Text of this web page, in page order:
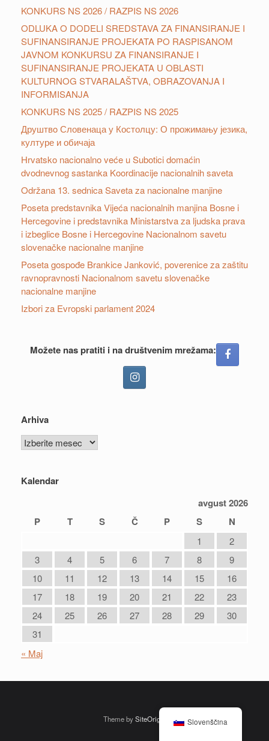
KONKURS NS 2026 / RAZPIS NS 2026
ODLUKA O DODELI SREDSTAVA ZA FINANSIRANJE I
SUFINANSIRANJE PROJEKATA PO RASPISANOM
JAVNOM KONKURSU ZA FINANSIRANJE I
SUFINANSIRANJE PROJEKATA U OBLASTI
KULTURNOG STVARALAŠTVA, OBRAZOVANJA I
INFORMISANJA
KONKURS NS 2025 / RAZPIS NS 2025
Друштвo Словенаца у Костолцу: О прожимању језика,
културе и обичаја
Hrvatsko nacionalno veće u Subotici domaćin
dvodnevnog sastanka Koordinacije nacionalnih saveta
Održana 13. sednica Saveta za nacionalne manjine
Poseta predstavnika Vijeća nacionalnih manjina Bosne i
Hercegovine i predstavnika Ministarstva za ljudska prava
i izbeglice Bosne i Hercegovine Nacionalnom savetu
slovenačke nacionalne manjine
Poseta gospođe Brankice Janković, poverenice za zaštitu
ravnopravnosti Nacionalnom savetu slovenačke
nacionalne manjine
Izbori za Evropski parlament 2024
Možete nas pratiti i na društvenim mrežama:
Arhiva
Arhiva
Kalendar
avgust 2026
P
T S Č P S N
1
2
3
4 5 6 7 8
9
10
11 12 13 14 15
16
17
18 19 20 21 22
23
24
25 26 27 28 29
30
31
« Maj
Theme bySiteOrigin Slovenščina